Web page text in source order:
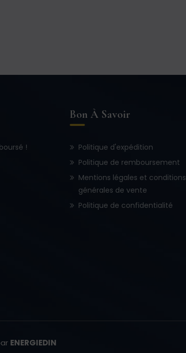
!
Bon À Savoir
Politique d'expédition
Politique de remboursement
Mentions légales et conditions
générales de vente
Politique de confidentialité
ENERGIEDIN